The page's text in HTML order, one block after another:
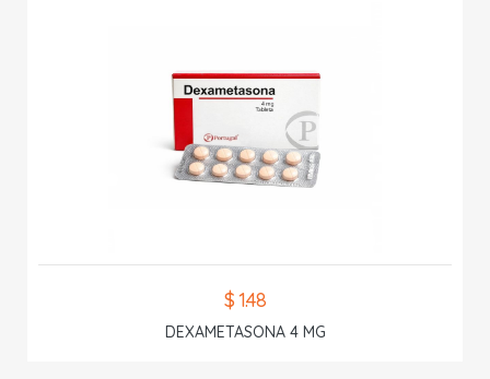
$ 1.48
DEXAMETASONA 4 MG